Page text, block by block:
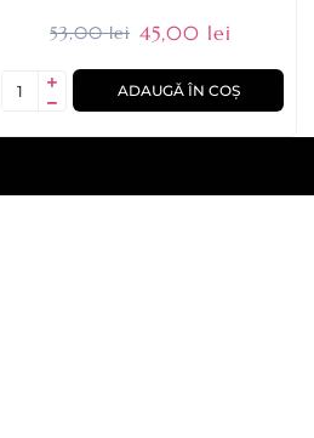
53,00 lei 45,00 lei
ADAUGĂ ÎN COȘ